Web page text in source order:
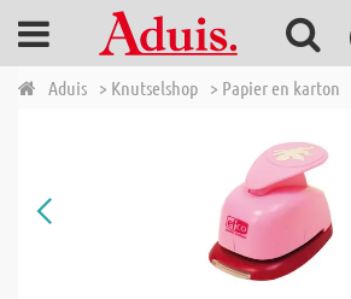
Aduis > Knutselshop > Papier en karton